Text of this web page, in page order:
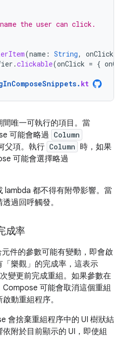
the user can click.
(name : String, onClicked
.clickable(onClick = {
. kt
唯一可執行的項目。當
可能會略過 Column
父項。執行 Column 時，如果
可能會選擇略過
lambda 都不得有附帶影響。當
過回呼觸發。
成率
件的參數可能有變動，即會啟
樂觀」 的完成率，這表示
變更前完成重組。如果參數在
Compose 可能會取消這個重組
動重組程序。
會捨棄重組程序中的 UI 樹狀結
附於目前顯示的 UI，即使組